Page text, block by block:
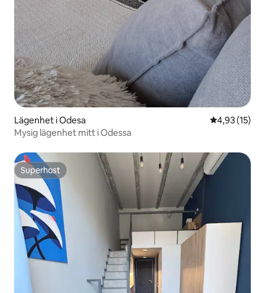
Lägenhet i Odesa 4,93 av 5 i
4,93 (15)
Mysig lägenhet mitt i Odessa
Superhost
Superhost